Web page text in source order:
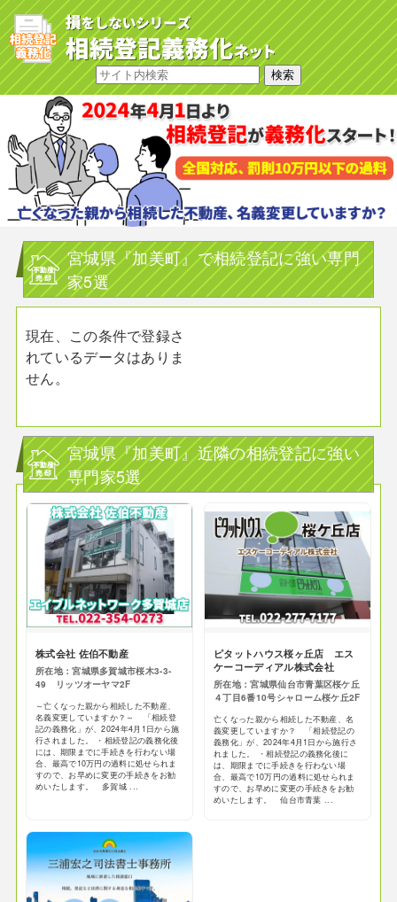
宮城県『加美町』で相続登記に強い専門
家5選
現在、この条件で登録さ
れているデータはありま
せん。
宮城県『加美町』近隣の相続登記に強い
専門家5選
株式会社 佐伯不動産
所在地：宮城県多賀城市桜木3-3-
49 リッツオーヤマ2F
～亡くなった親から相続した不動産、
名義変更していますか？～ 「相続登
記の義務化」が、2024年4月1日から施
行されました。 ・相続登記の義務化後
には、期限までに手続きを行わない場
合、最高で10万円の過料に処せられま
すので、お早めに変更の手続きをお勧
めいたします。 多賀城 ...
ピタットハウス桜ヶ丘店 エス
ケーコーディアル株式会社
所在地：宮城県仙台市青葉区桜ケ丘
４丁目6番10号シャローム桜ケ丘2F
亡くなった親から相続した不動産、名
義変更していますか？ 「相続登記の
義務化」が、2024年4月1日から施行さ
れました。 ・相続登記の義務化後に
は、期限までに手続きを行わない場
合、最高で10万円の過料に処せられま
すので、お早めに変更の手続きをお勧
めいたします。 仙台市青葉 ...